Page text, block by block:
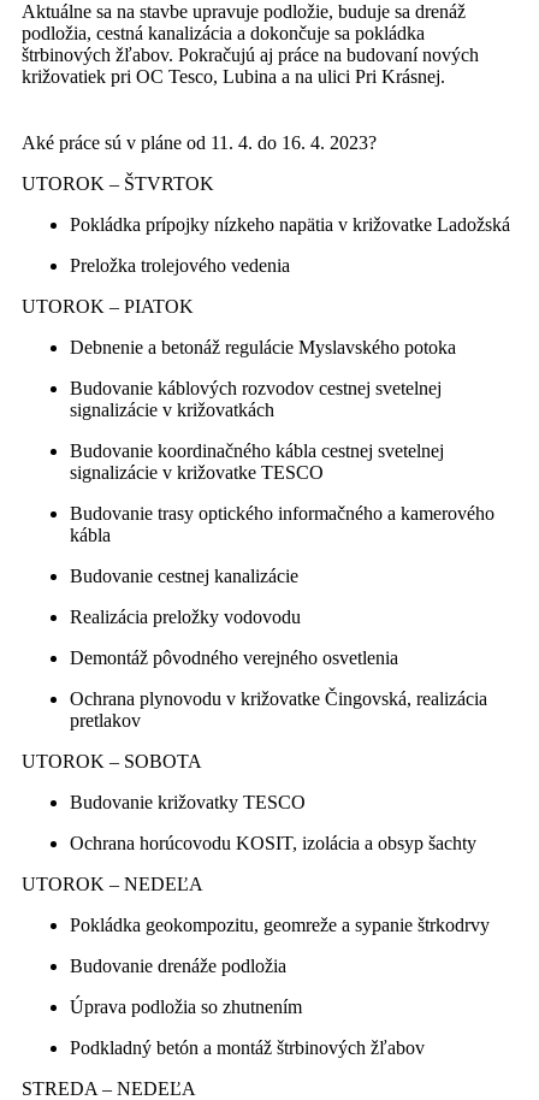
Aktuálne sa na stavbe upravuje podložie, buduje sa drenáž
podložia, cestná kanalizácia a dokončuje sa pokládka
štrbinových žľabov. Pokračujú aj práce na budovaní nových
križovatiek pri OC Tesco, Lubina a na ulici Pri Krásnej.
Aké práce sú v pláne od 11. 4. do 16. 4. 2023?
UTOROK – ŠTVRTOK
Pokládka prípojky nízkeho napätia v križovatke Ladožská
Preložka trolejového vedenia
UTOROK – PIATOK
Debnenie a betonáž regulácie Myslavského potoka
Budovanie káblových rozvodov cestnej svetelnej
signalizácie v križovatkách
Budovanie koordinačného kábla cestnej svetelnej
signalizácie v križovatke TESCO
Budovanie trasy optického informačného a kamerového
kábla
Budovanie cestnej kanalizácie
Realizácia preložky vodovodu
Demontáž pôvodného verejného osvetlenia
Ochrana plynovodu v križovatke Čingovská, realizácia
pretlakov
UTOROK – SOBOTA
Budovanie križovatky TESCO
Ochrana horúcovodu KOSIT, izolácia a obsyp šachty
UTOROK – NEDEĽA
Pokládka geokompozitu, geomreže a sypanie štrkodrvy
Budovanie drenáže podložia
Úprava podložia so zhutnením
Podkladný betón a montáž štrbinových žľabov
STREDA – NEDEĽA